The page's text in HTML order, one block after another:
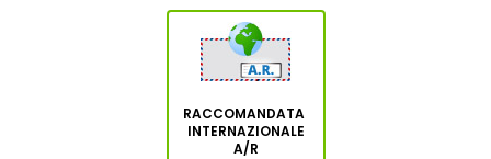
RACCOMANDATA
INTERNAZIONALE
A/R